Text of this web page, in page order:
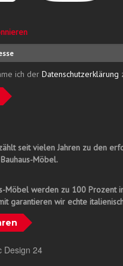
ich der Datenschutzerklärung
seit vielen Jahren zu den
Möbel.
Möbel werden zu 100 Prozent
garantieren wir echte
Design 24